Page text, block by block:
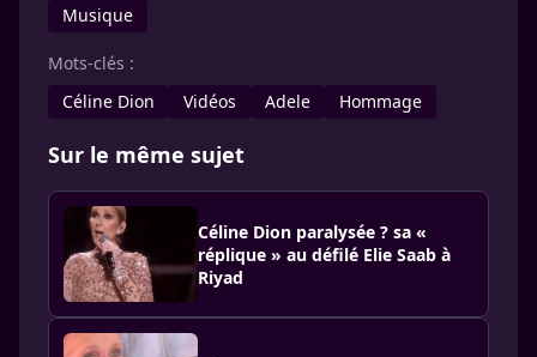
Musique
Mots-clés :
Céline Dion
Vidéos Adele Hommage
Sur le même sujet
Céline Dion paralysée ? sa «
réplique » au défilé Elie Saab à
Riyad